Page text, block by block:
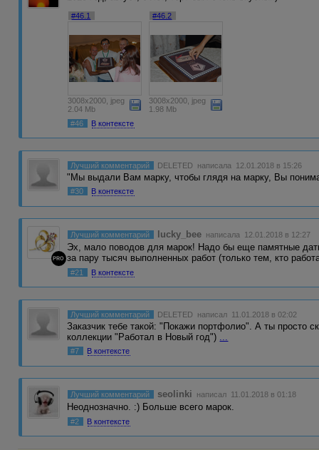
#46.1
3008x2000, jpeg
2.04 Mb
#46.2
3008x2000, jpeg
1.98 Mb
#46
В контексте
Лучший комментарий DELETED написала 12.01.2018 в 15:26
"Мы выдали Вам марку, чтобы глядя на марку, Вы
#30 В контексте
PRO
Лучший комментарий lucky_bee написала 12.01.2018 в 12:27
Эх, мало поводов для марок! Надо бы еще памятные
за пару тысяч выполненных работ (только тем, кто
#21 В контексте
Лучший комментарий DELETED написал 11.01.2018 в 02:02
Заказчик тебе такой: "Покажи портфолио". А ты просто
коллекции "Работал в Новый год")
#7 В контексте
Лучший комментарий seolinki написал 11.01.2018 в 01:18
Неоднозначно. :) Больше всего марок.
#2 В контексте